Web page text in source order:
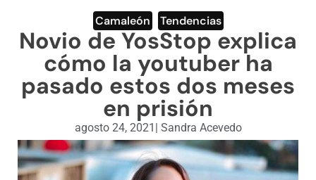
ENGLISH SECTION
VIDEOS
Camaleón Tendencias
Novio de YosStop explica
cómo la youtuber ha
pasado estos dos meses
en prisión
agosto 24, 2021 | Sandra Acevedo